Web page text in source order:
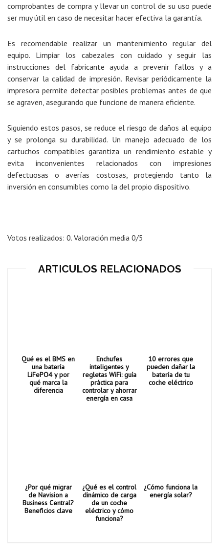
comprobantes de compra y llevar un control de su uso puede
ser muy útil en caso de necesitar hacer efectiva la garantía.
Es recomendablerealizar un mantenimiento regular del
equipo. Limpiar los cabezales con cuidado y seguir las
instrucciones del fabricante ayuda a prevenir fallos y a
conservar la calidad de impresión. Revisar periódicamente la
impresora permite detectar posibles problemas antes de que
se agraven, asegurando que funcione de manera eficiente.
Siguiendo estos pasos, se reduce el riesgo de daños al equipo
y se prolonga su durabilidad. Un manejo adecuado de los
cartuchos compatibles garantiza un rendimiento estable y
evita inconvenientes relacionados con impresiones
defectuosas o averías costosas, protegiendo tanto la
inversión en consumibles como la del propio dispositivo.
Votos realizados: 0. Valoración media 0/5
ARTICULOS RELACIONADOS
Qué es el BMS en
una batería
LiFePO4 y por
qué marca la
diferencia
Enchufes
inteligentes y
regletas WiFi: guía
práctica para
controlar y ahorrar
energía en casa
10 errores que
pueden dañar la
batería de tu
coche eléctrico
¿Por qué migrar
de Navision a
Business Central?
Beneficios clave
¿Qué es el control
dinámico de carga
de un coche
eléctrico y cómo
funciona?
¿Cómo funciona la
energía solar?